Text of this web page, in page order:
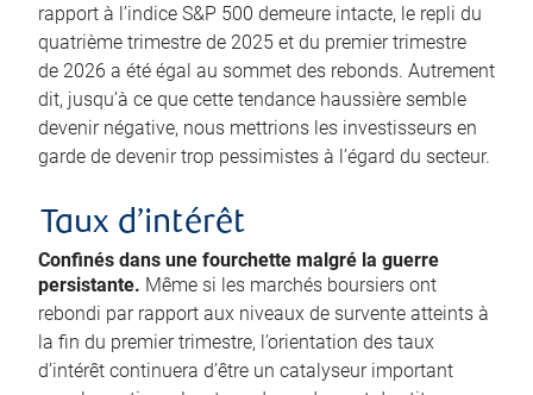
rapport à l’indice S&P 500 demeure intacte, le repli du
quatrième trimestre de 2025 et du premier trimestre
de 2026 a été égal au sommet des rebonds. Autrement
dit, jusqu’à ce que cette tendance haussière semble
devenir négative, nous mettrions les investisseurs en
garde de devenir trop pessimistes à l’égard du secteur.
Taux d’intérêt
Confinés dans une fourchette malgré la guerre
persistante. Même si les marchés boursiers ont
rebondi par rapport aux niveaux de survente atteints à
la fin du premier trimestre, l’orientation des taux
d’intérêt continuera d’être un catalyseur important